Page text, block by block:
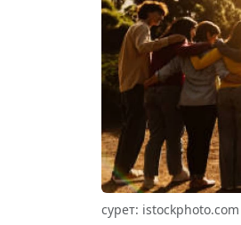
сурет: istockphoto.com